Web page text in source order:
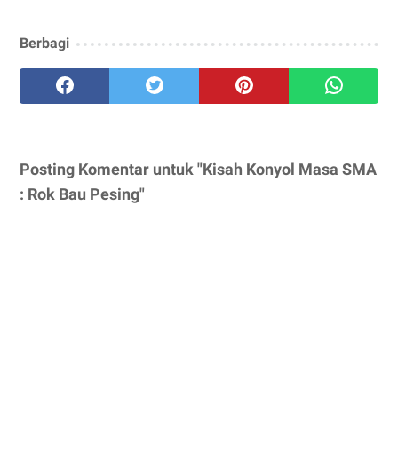
Berbagi
Posting Komentar untuk "Kisah Konyol Masa SMA
: Rok Bau Pesing"